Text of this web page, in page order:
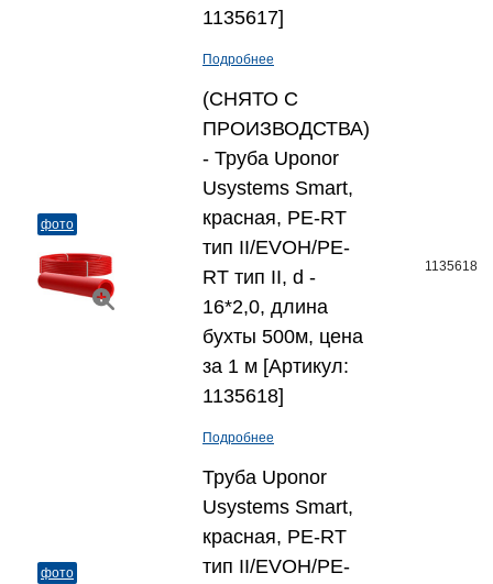
1135617]
Подробнее
фото
(СНЯТО С
ПРОИЗВОДСТВА)
- Труба Uponor
Usystems Smart,
красная, PE-RT
тип II/EVOH/PE-
RT тип II, d -
16*2,0, длина
бухты 500м, цена
за 1 м [Артикул:
1135618]
Подробнее
1135618
фото
Труба Uponor
Usystems Smart,
красная, PE-RT
тип II/EVOH/PE-